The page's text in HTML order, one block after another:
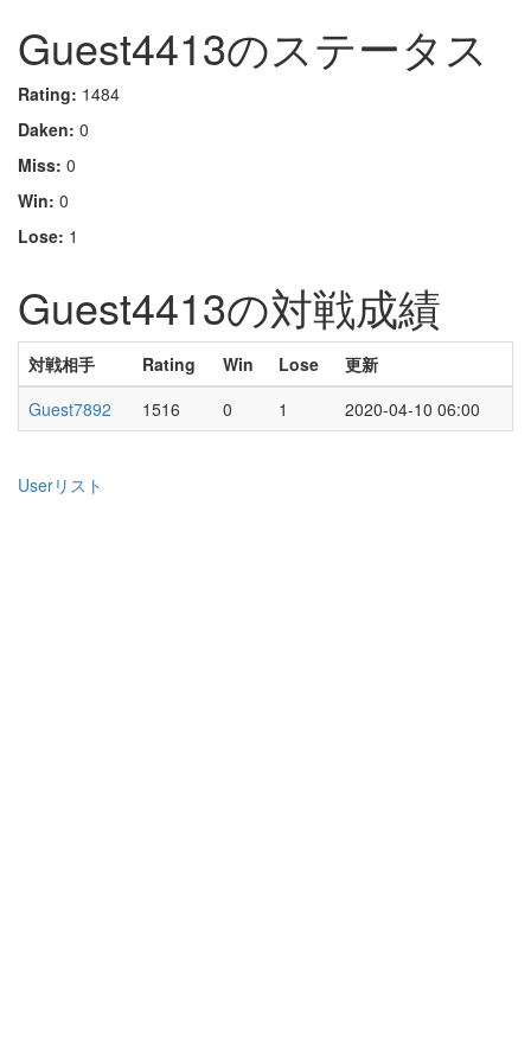
Guest4413のステータス
Rating: 1484
Daken: 0
Miss: 0
Win: 0
Lose: 1
Guest4413の対戦成績
対戦相手 Rating Win Lose
更新
Guest7892
1516 0 1 2020-04-10 06:00
Userリスト